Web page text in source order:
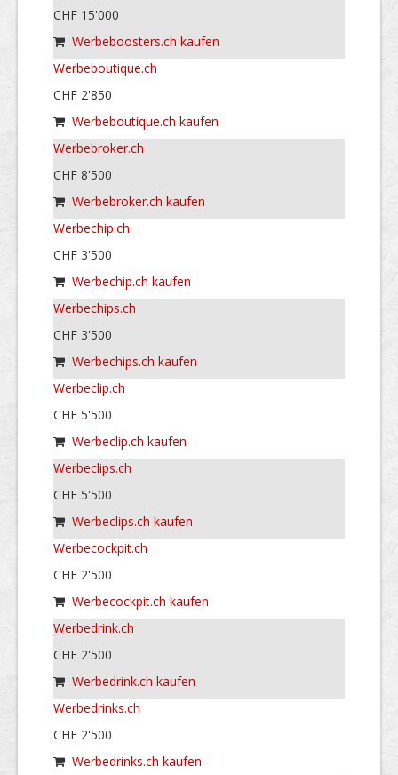
CHF 15'000
Werbeboosters.ch kaufen
Werbeboutique.ch
CHF 2'850
Werbeboutique.ch kaufen
Werbebroker.ch
CHF 8'500
Werbebroker.ch kaufen
Werbechip.ch
CHF 3'500
Werbechip.ch kaufen
Werbechips.ch
CHF 3'500
Werbechips.ch kaufen
Werbeclip.ch
CHF 5'500
Werbeclip.ch kaufen
Werbeclips.ch
CHF 5'500
Werbeclips.ch kaufen
Werbecockpit.ch
CHF 2'500
Werbecockpit.ch kaufen
Werbedrink.ch
CHF 2'500
Werbedrink.ch kaufen
Werbedrinks.ch
CHF 2'500
Werbedrinks.ch kaufen